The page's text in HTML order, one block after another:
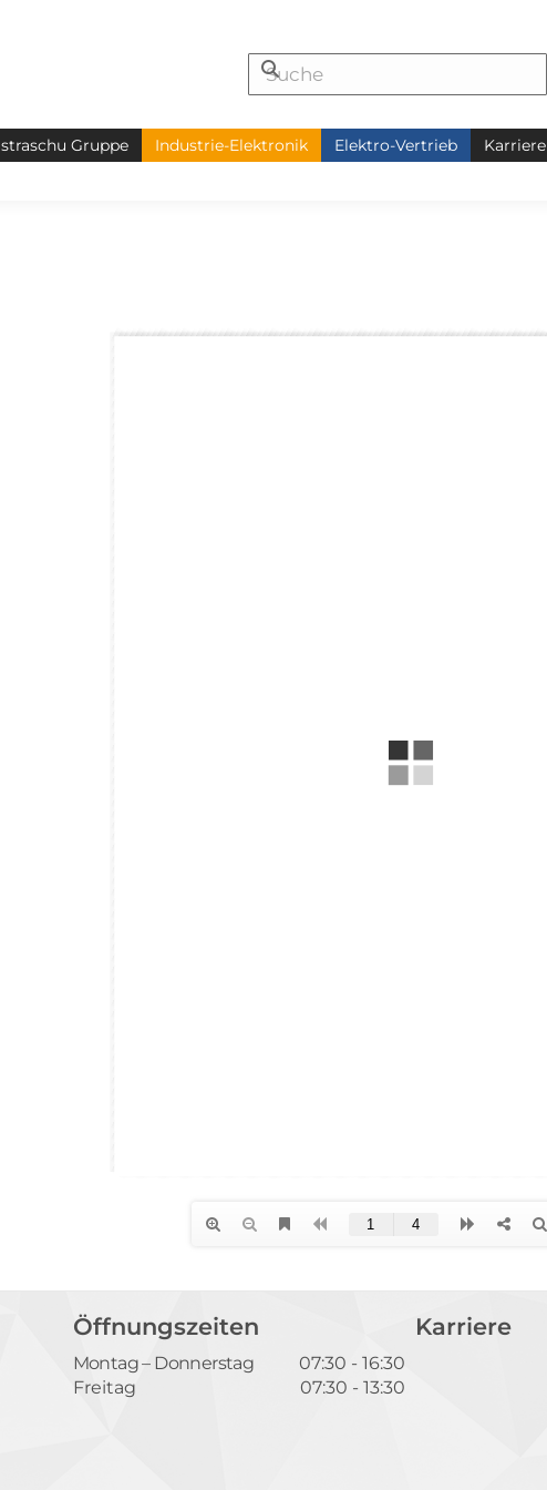
straschu Gruppe Industrie-Elektronik Elektro-Vertrieb Karriere
Öffnungszeiten
Montag – Donnerstag
07:30 - 16:30
Freitag
07:30 - 13:30
Karriere